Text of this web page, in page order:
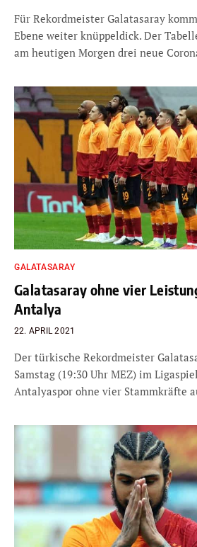
Für Rekordmeister Galatasaray
Ebene weiter knüppeldick. Der
am heutigen Morgen drei neue
GALATASARAY
Galatasaray ohne vier
Antalya
22. APRIL 2021
Der türkische Rekordmeister
Samstag (19:30 Uhr MEZ) im
Antalyaspor ohne vier Stammkräfte